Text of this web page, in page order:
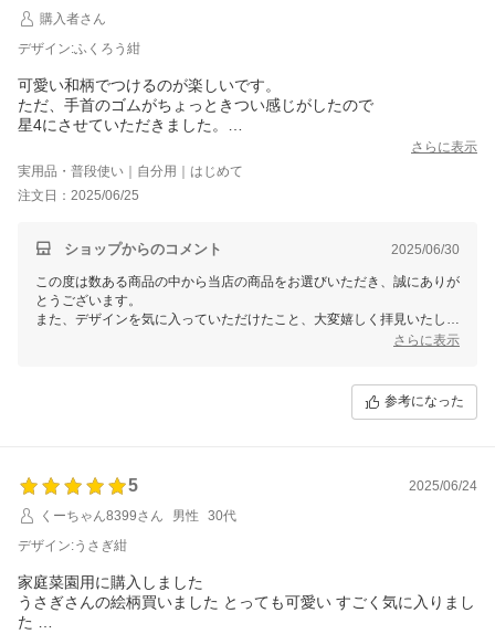
購入者さん
デザイン:ふくろう紺
可愛い和柄でつけるのが楽しいです。
ただ、手首のゴムがちょっときつい感じがしたので
星4にさせていただきました。
さらに表示
実用品・普段使い｜自分用｜はじめて
注文日：2025/06/25
ショップからのコメント 2025/06/30
この度は数ある商品の中から当店の商品をお選びいただき、誠にありが
とうございます。
また、デザインを気に入っていただけたこと、大変嬉しく拝見いたしま
当商品は日本製で、シャーリング状のデザインにより埃や土の侵入を防
お洗濯を重ねていただくことで徐々に生地やゴムが馴染んでまいります
今後もより快適にお使いいただける商品の提供に努めてまいります。
貴重なご意見をありがとうございました。
さらに表示
参考になった
5
2025/06/24
くーちゃん8399さん
男性
30代
デザイン:うさぎ紺
家庭菜園用に購入しました
うさぎさんの絵柄買いました とっても可愛い すごく気に入りまし
た